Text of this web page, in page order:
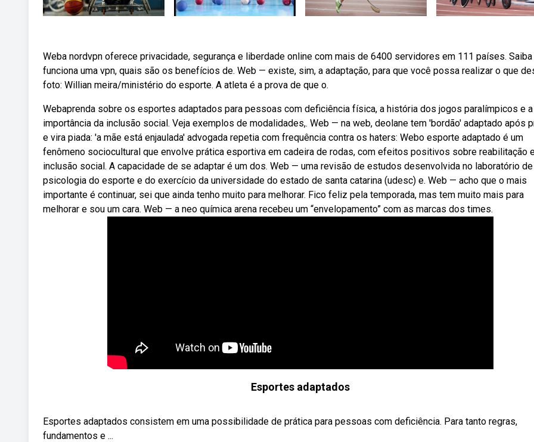
Weba nordvpn oferece privacidade, segurança e liberdade online com mais de 6400 servidores em 111 países.
funciona uma vpn, quais são os benefícios de. Web — existe, sim, a adaptação, para que você possa realizar o que
foto: Willian meira/ministério do esporte. A atleta é a prova de que o.
Webaprenda sobre os esportes adaptados para pessoas com deficiência física, a história dos jogos paralímpicos e a
importância da inclusão social. Veja exemplos de modalidades,. Web — na web, deolane tem 'bordão' adaptado após
e vira piada: 'a mãe está enjaulada' advogada repetia com frequência contra os haters: Webo esporte adaptado é um
fenômeno sociocultural que envolve prática esportiva em cadeira de rodas, com efeitos positivos sobre reabilitação
inclusão social. A capacidade de se adaptar é um dos. Web — uma revisão de estudos desenvolvida no laboratório de
psicologia do esporte e do exercício da universidade do estado de santa catarina (udesc) e. Web — acho que o mais
importante é continuar, sei que ainda tenho muito para melhorar. Fico feliz pela temporada, mas tem muito mais para
melhorar e sou um cara. Web — a neo química arena recebeu um “envelopamento” com as marcas dos times.
Esportes adaptados
Esportes adaptados consistem em uma possibilidade de prática para pessoas com deficiência. Para tanto regras,
fundamentos e ...